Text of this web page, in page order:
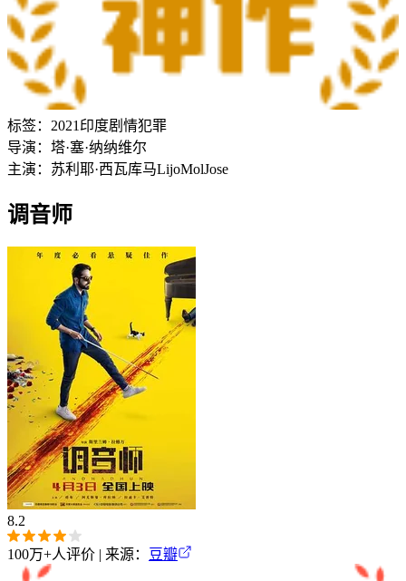
标签： 2021 印度剧情犯罪
导演： 塔·塞·纳纳维尔
主演： 苏利耶·西瓦库马LijoMolJose
调音师
8.2
100万+人评价 | 来源： 豆瓣